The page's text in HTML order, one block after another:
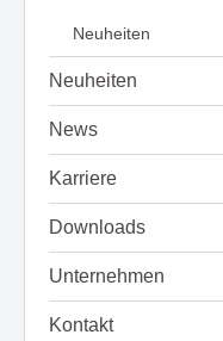
Neuheiten
Neuheiten
News
Karriere
Downloads
Unternehmen
Kontakt